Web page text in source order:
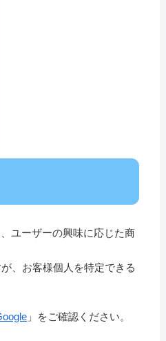
ユーザーの興味に応じた商
、お客様個人を特定できる
」をご確認ください。